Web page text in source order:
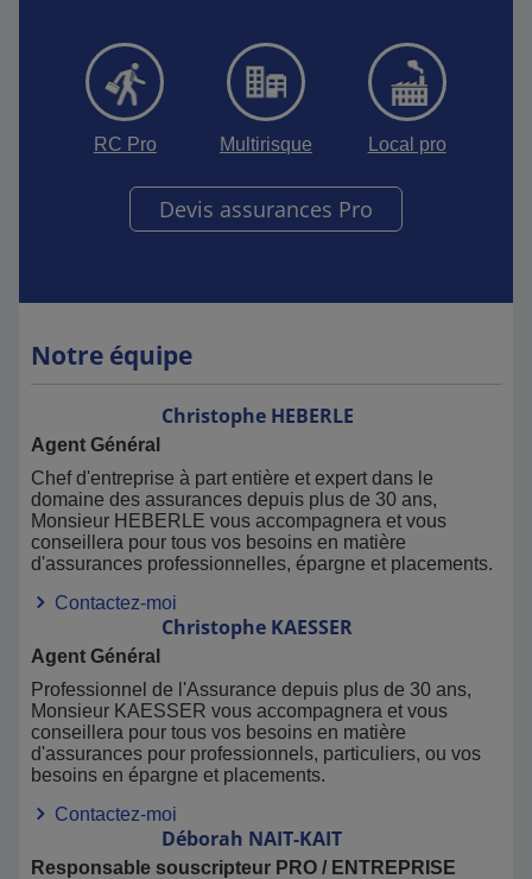
RC Pro Multirisque Local pro
Devis assurances Pro
Notre équipe
Christophe HEBERLE
Agent Général
Chef d'entreprise à part entière et expert dans le
domaine des assurances depuis plus de 30 ans,
Monsieur HEBERLE vous accompagnera et vous
conseillera pour tous vos besoins en matière
d'assurances professionnelles, épargne et placements.
Contactez-moi
Christophe KAESSER
Agent Général
Professionnel de l'Assurance depuis plus de 30 ans,
Monsieur KAESSER vous accompagnera et vous
conseillera pour tous vos besoins en matière
d'assurances pour professionnels, particuliers, ou vos
besoins en épargne et placements.
Contactez-moi
Déborah NAIT-KAIT
Responsable souscripteur PRO / ENTREPRISE